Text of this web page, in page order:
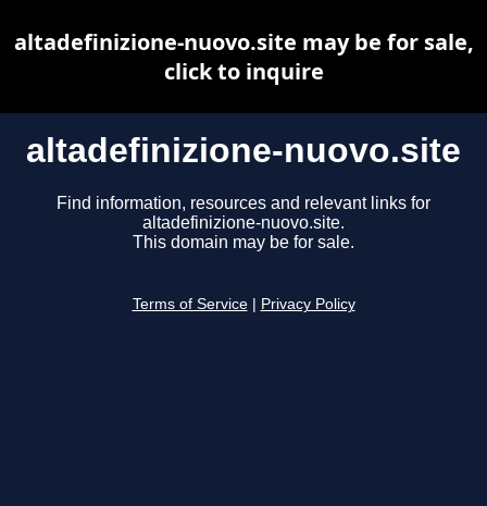
altadefinizione-nuovo.site
Find information, resources and relevant links for
altadefinizione-nuovo.site.
This domain may be for sale.
Terms of Service Privacy Policy
altadefinizione-nuovo.site may be for sale,
click to inquire